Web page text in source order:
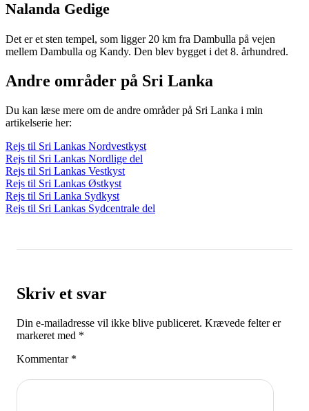
Nalanda Gedige
Det er et sten tempel, som ligger 20 km fra Dambulla på vejen
mellem Dambulla og Kandy. Den blev bygget i det 8. århundred.
Andre områder på Sri Lanka
Du kan læse mere om de andre områder på Sri Lanka i min
artikelserie her:
Rejs til Sri Lankas Nordvestkyst
Rejs til Sri Lankas Nordlige del
Rejs til Sri Lankas Vestkyst
Rejs til Sri Lankas Østkyst
Rejs til Sri Lanka Sydkyst
Rejs til Sri Lankas Sydcentrale del
Skriv et svar
Din e-mailadresse vil ikke blive publiceret. Krævede felter er
markeret med *
Kommentar *